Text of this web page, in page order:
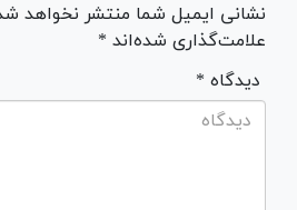
نشانی ایمیل شما منتشر نخواهد
علامت‌گذاری شده‌اند *
* دیدگاه